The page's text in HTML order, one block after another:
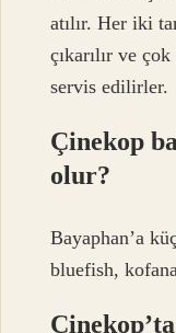
atılır. Her iki
çıkarılır ve
servis edilirler.
Çinekop
olur?
Bayaphan’a
bluefish,